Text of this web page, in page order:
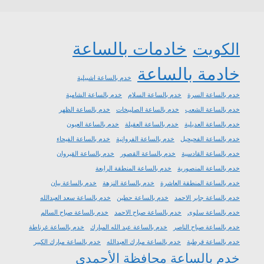
الكويت خادمات بالساعة
خادمة بالساعة
خدم بالساعة اشبيلية
خدم بالساعة السرة خدم بالساعة السلام
خدم بالساعة الشامية
خدم بالساعة الشعب
خدم بالساعة الصليبخات
خدم بالساعة الظهر
خدم بالساعة العديلية
خدم بالساعة العقيلة
خدم بالساعة العيون
خدم بالساعة الفحيحيل
خدم بالساعة الفروانية
خدم بالساعة الفيحاء
خدم بالساعة القادسية
خدم بالساعة القصور
خدم بالساعة القيروان
خدم بالساعة المنصورية
خدم بالساعة المنطقة الرابعة
خدم بالساعة المنطقة العاشرة
خدم بالساعة النزهة
خدم بالساعة بيان
خدم بالساعة جابر الاحمد
خدم بالساعة حطين
خدم بالساعة سعد العبدالله
خدم بالساعة سلوى
خدم بالساعة صباح الاحمد
خدم بالساعة صباح السالم
خدم بالساعة صباح الناصر
خدم بالساعة عبد الله المبارك
خدم بالساعة غرناطة
خدم بالساعة قرطبة
خدم بالساعة مبارك العبدالله خدم بالساعة مبارك الكبير
خدم بالساعة محافظة الأحمدي